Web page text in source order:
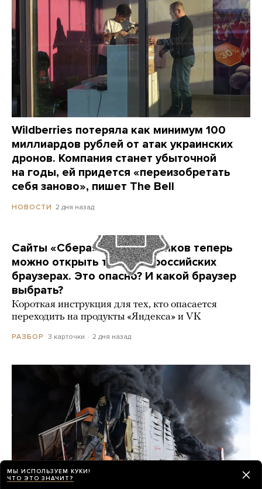
Wildberries потеряла как минимум 100
миллиардов рублей от атак украинских
дронов. Компания станет убыточной
на годы, ей придется «переизобретать
себя заново», пишет The Bell
НОВОСТИ 2 дня назад
Сайты «Сбера» и других банков теперь
можно открыть только в российских
браузерах. Это опасно? И какой браузер
выбрать?
Короткая инструкция для тех, кто опасается
переходить на продукты «Яндекса» и VK
РАЗБОР 3 карточки 2 дня назад
МЫ ИСПОЛЬЗУЕМ КУКИ!
ЧТО ЭТО ЗНАЧИТ?